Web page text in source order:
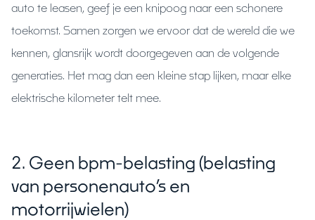
auto te leasen, geef je een knipoog naar een schonere
toekomst. Samen zorgen we ervoor dat de wereld die we
kennen, glansrijk wordt doorgegeven aan de volgende
generaties. Het mag dan een kleine stap lijken, maar elke
elektrische kilometer telt mee.
2. Geen bpm-belasting (belasting
van personenauto’s en
motorrijwielen)